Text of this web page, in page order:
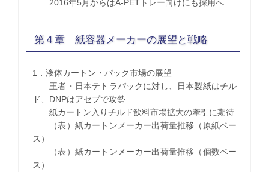
2016年5月からはA-PETトレー向けにも採用へ
第４章 紙容器メーカーの展望と戦略
1．液体カートン・パック市場の展望
王者・日本テトラパックに対し、日本製紙はチル
ド、DNPはアセプで攻勢
紙カートン入りチルド飲料市場拡大の牽引に期待
（表）紙カートンメーカー出荷量推移（原紙ベー
ス）
（表）紙カートンメーカー出荷量推移（個数ベー
ス）